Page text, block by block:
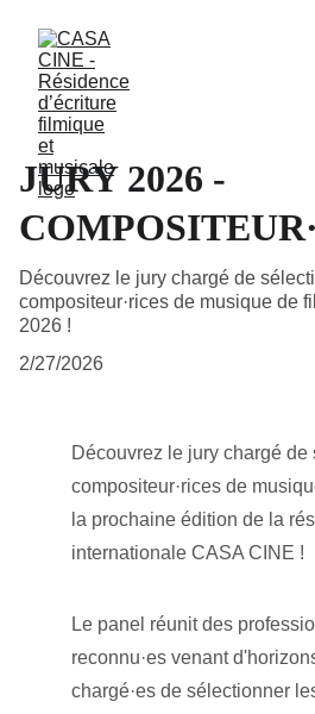
JURY 2026 -
Découvrez le jury chargé de
compositeur·rices de musique de
2026 !
2/27/2026
Découvrez le jury chargé
compositeur·rices de
la prochaine édition de la
internationale CASA CINE !
Le panel réunit des
reconnu·es venant
chargé·es de sélectionner